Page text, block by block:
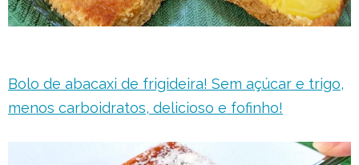
Bolo de abacaxi de frigideira! Sem açúcar e trigo,
menos carboidratos, delicioso e fofinho!